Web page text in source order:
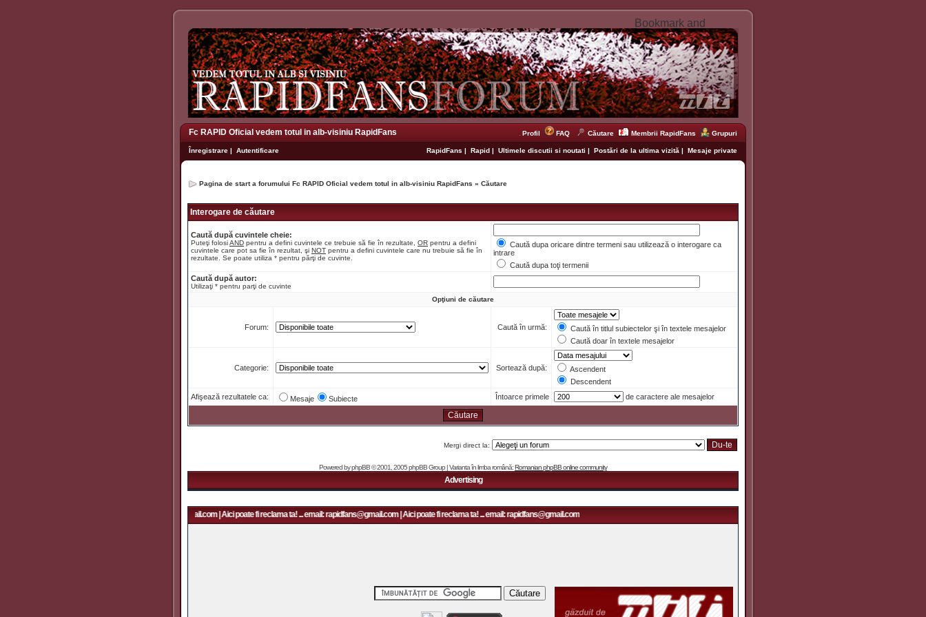
Fc RAPID Oficial vedem totul in alb-visiniu RapidFans Profil FAQ Căutare Membrii RapidFans Grupuri
Înregistrare | Autentificare RapidFans | Rapid | Ultimele discutii si noutati | Postări de la ultima vizită | Mesaje private
Pagina de start a forumului Fc RAPID Oficial vedem totul in alb-visiniu RapidFans » Căutare
Interogare de căutare
Caută după cuvintele cheie:
Puteţi folosiAND pentru a defini cuvintele ce trebuie să fie în rezultate, OR pentru a defini
cuvintele care pot sa fie în rezultat, şi NOT pentru a defini cuvintele care nu trebuie să fie în
rezultate. Se poate utiliza * pentru părţi de cuvinte.
Caută dupa oricare dintre termeni sau utilizează o interogare ca
intrare
Caută dupa toţi termenii
Caută după autor:
Utilizaţi * pentru parţi de cuvinte
Opţiuni de căutare
Forum: Caută în urmă:
Caută în titlul subiectelor şi în textele mesajelor
Caută doar în textele mesajelor
Categorie: Sortează după:
Ascendent
Descendent
Afişează rezultatele ca:
Mesaje Subiecte Întoarce primele de caractere ale mesajelor
Mergi direct la:
Powered byphpBB© 2001, 2005 phpBB Group | Varianta în limba română:Romanian phpBB online community
Advertising
Aici poate fi reclama ta! ... email: rapidfans@gmail.com | Aici poate fi reclama ta! ... email: rapidfans@gmail.com | Aici poate fi reclama ta! ... email: rapidfans@gmail.com